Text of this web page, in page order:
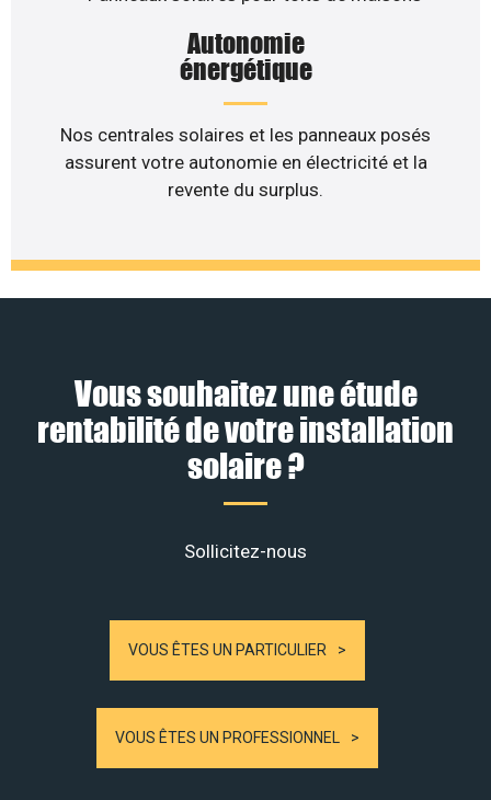
Autonomie
énergétique
Nos centrales solaires et les panneaux posés
assurent votre autonomie en électricité et la
revente du surplus.
Vous souhaitez une étude
rentabilité de votre installation
solaire ?
Sollicitez-nous
VOUS ÊTES UN PARTICULIER
VOUS ÊTES UN PROFESSIONNEL